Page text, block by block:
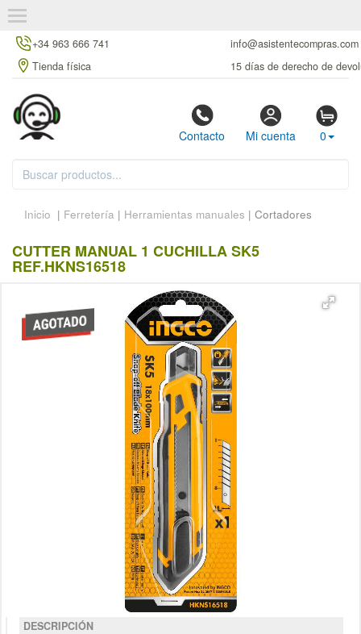
+34 963 666 741
info@asistentecompras.com
Tienda física
15 días de derecho de
Contacto Mi cuenta 0
Inicio | Ferretería | Herramientas manuales | Cortadores
CUTTER MANUAL 1 CUCHILLA SK5
REF.HKNS16518
DESCRIPCIÓN